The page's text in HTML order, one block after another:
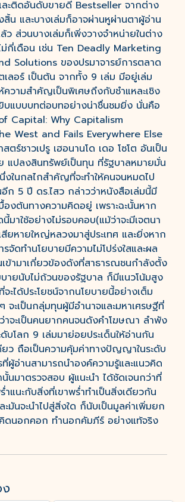
ะติดอันดับขายดี Bestseller จากต่าง
สิ้น และบางเล่มก็อาจผ่านหูผ่านตาผู้อ่าน
ว ส่วนบางเล่มก็เพิ่งวางจำหน่ายในต่าง
ม่กี่เดือน เช่น Ten Deadly Marketing
Solutions ของปรมาจารย์การตลาด
ลอร์ เป็นต้น จากทั้ง 9 เล่ม มีอยู่เล่ม
ความสำคัญเป็นพิเศษถึงกับชำแหละเชิง
บแบบบทต่อบทอย่างน่าชื่นชมยิ่ง นั่นคือ
Capital: Why Capitalism
West and Fails Everywhere Else
ตร์ชาวเปรู เฮอนานโด เดอ โซโต อันเป็น
แปลงสินทรัพย์เป็นทุน ที่รัฐบาลหมายมั่น
งในกลไกสำคัญที่จะทำให้คนจนหมดไป
ก 5 ปี ดร.ไสว กล่าวว่าหนังสือเล่มนี้มี
งต้นทางความคิดอยู่ เพราะฉะนั้นหาก
มาใช้อย่างไม่รอบคอบ(แม้ว่าจะมีเจตนา
ยหายใหญ่หลวงมาสู่ประเทศ และยิ่งหาก
รจัดทำนโยบายมีความไม่โปร่งใสและผล
เข้ามาเกี่ยวข้องดังที่สาธารณชนกำลังตั้ง
ายนับไม่ถ้วนของรัฐบาล ก็มีแนวโน้มสูง
ะได้ประโยชน์จากนโยบายนี้อย่างเต็ม
จะเป็นกลุ่มทุนผู้มีอำนาจและมหาเศรษฐีที่
าจะเป็นคนยากคนจนดังคำโฆษณา ลำพัง
บโลก 9 เล่มมาย่อยประเด็นให้อ่านกัน
ยว ถือเป็นความคุ้มค่าทางปัญญาในระดับ
ผู้อ่านสามารถนำองค์ความรู้และแนวคิด
นมาตรวจสอบ ผู้แนะนำ ได้ชัดเจนกว่าที่
ำแนะกับสิ่งที่เขาพร่ำทำเป็นสิ่งเดียวกัน
ะมันจะนำไปสู่สิ่งใด ก็นับเป็นมูลค่าเพิ่มยก
ดนอกคอก ทำนอกคัมภีร์ อย่างแท้จริง